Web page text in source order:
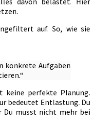
auf. So, wie sie
konkrete Aufgaben
keine perfekte Planung.
bedeutet Entlastung. Du
Du musst nicht mehr bei